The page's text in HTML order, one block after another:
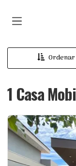
Ordenar
1 Casa